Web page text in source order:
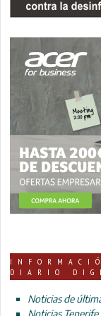
DIARIO
Noticias de